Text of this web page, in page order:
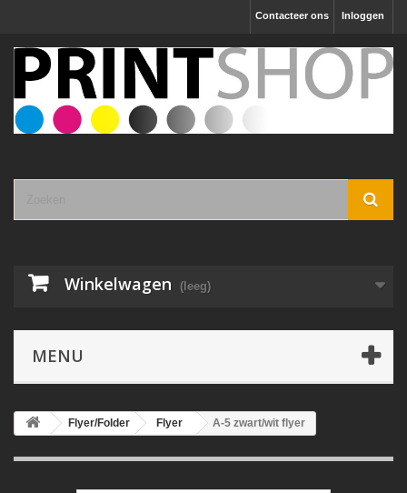
Inloggen
Contacteer ons
Winkelwagen (leeg)
MENU
Flyer/Folder Flyer A-5 zwart/wit flyer